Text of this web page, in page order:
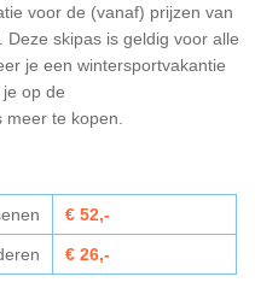
voor de (vanaf) prijzen van
skipas is geldig voor alle
je een wintersportvakantie
op de
te kopen.
€ 52,-
€ 26,-